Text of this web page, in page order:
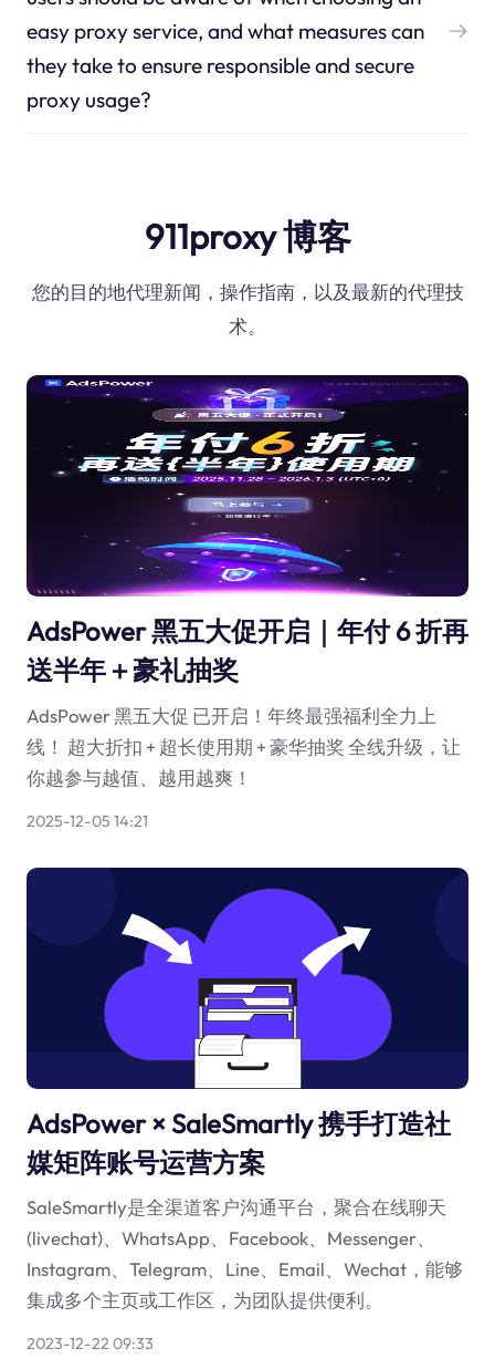
easy proxy service, and what measures can
they take to ensure responsible and secure
proxy usage?
911proxy 博客
您的目的地代理新闻，操作指南，以及最新的代理技
术。
AdsPower 黑五大促开启｜年付 6 折再
送半年＋豪礼抽奖
AdsPower 黑五大促 已开启！年终最强福利全力上
线！ 超大折扣 + 超长使用期 + 豪华抽奖 全线升级，让
你越参与越值、越用越爽！
2025-12-05 14:21
AdsPower × SaleSmartly 携手打造社
媒矩阵账号运营方案
SaleSmartly是全渠道客户沟通平台，聚合在线聊天
(livechat)、WhatsApp、Facebook、Messenger、
Instagram、Telegram、Line、Email、Wechat，能够
集成多个主页或工作区，为团队提供便利。
2023-12-22 09:33